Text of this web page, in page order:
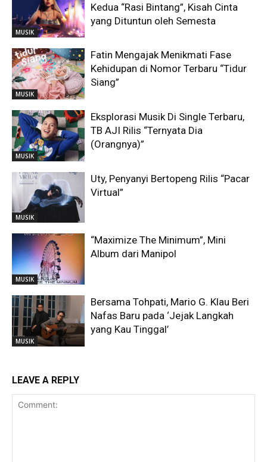
MUSIK
Kedua “Rasi Bintang”, Kisah Cinta
yang Dituntun oleh Semesta
MUSIK
Fatin Mengajak Menikmati Fase
Kehidupan di Nomor Terbaru “Tidur
Siang”
MUSIK
Eksplorasi Musik Di Single Terbaru,
TB AJI Rilis “Ternyata Dia
(Orangnya)”
MUSIK
Uty, Penyanyi Bertopeng Rilis “Pacar
Virtual”
MUSIK
“Maximize The Minimum”, Mini
Album dari Manipol
MUSIK
Bersama Tohpati, Mario G. Klau Beri
Nafas Baru pada ‘Jejak Langkah
yang Kau Tinggal’
LEAVE A REPLY